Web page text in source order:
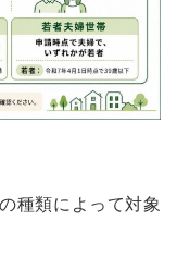
種類によって対象